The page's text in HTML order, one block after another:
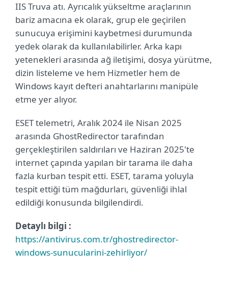
IIS Truva atı. Ayrıcalık yükseltme araçlarının
bariz amacına ek olarak, grup ele geçirilen
sunucuya erişimini kaybetmesi durumunda
yedek olarak da kullanılabilirler. Arka kapı
yetenekleri arasında ağ iletişimi, dosya yürütme,
dizin listeleme ve hem Hizmetler hem de
Windows kayıt defteri anahtarlarını manipüle
etme yer alıyor.
ESET telemetri, Aralık 2024 ile Nisan 2025
arasında GhostRedirector tarafından
gerçekleştirilen saldırıları ve Haziran 2025'te
internet çapında yapılan bir tarama ile daha
fazla kurban tespit etti. ESET, tarama yoluyla
tespit ettiği tüm mağdurları, güvenliği ihlal
edildiği konusunda bilgilendirdi.
Detaylı bilgi :
https://antivirus.com.tr/ghostredirector-
windows-sunucularini-zehirliyor/